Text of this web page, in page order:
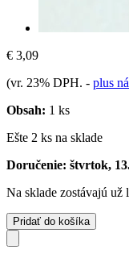
€ 3,09
(vr. 23% DPH. - plus
Obsah: 1 ks
Ešte 2 ks na sklade
Doručenie: štvrtok,
Na sklade zostávajú už
Pridať do košíka